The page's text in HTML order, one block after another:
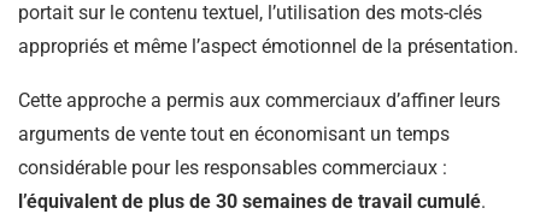
portait sur le contenu textuel, l’utilisation des mots-clés
appropriés et même l’aspect émotionnel de la présentation.
Cette approche a permis aux commerciaux d’affiner leurs
arguments de vente tout en économisant un temps
considérable pour les responsables commerciaux :
l’équivalent de plus de 30 semaines de travail cumulé.